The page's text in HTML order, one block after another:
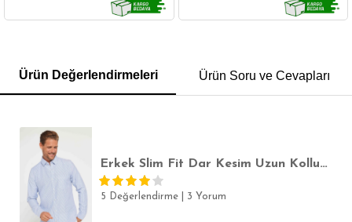
POLO YAKA T-SHIRT KEMER BOXER
Ürün Değerlendirmeleri Ürün Soru ve Cevapları
Erkek Slim Fit Dar Kesim Uzun Kollu Pamuklu Çizgili Tek Cepli Düğmeli Yaka Gömlek
5 Değerlendirme 3 Yorum